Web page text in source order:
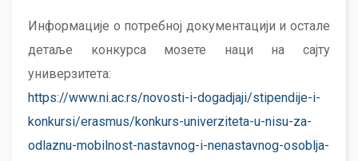
Информације о потребној документацији и остале
детаље конкурса мозете наци на сајту
универзитета:
https://www.ni.ac.rs/novosti-i-dogadjaji/stipendije-i-
konkursi/erasmus/konkurs-univerziteta-u-nisu-za-
odlaznu-mobilnost-nastavnog-i-nenastavnog-osoblja-